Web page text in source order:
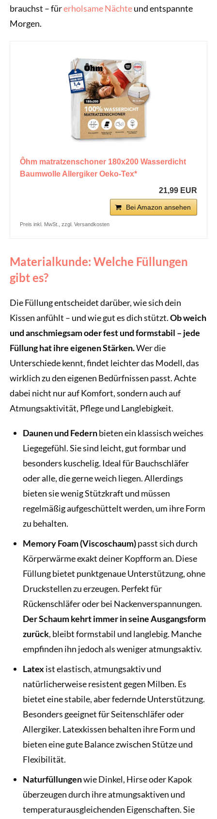
brauchst – fürerholsame Nächteund entspannte
Morgen.
Ôhm matratzenschoner 180x200 Wasserdicht
Baumwolle Allergiker Oeko-Tex*
21,99 EUR
Bei Amazon ansehen
Preis inkl. MwSt., zzgl. Versandkosten
Materialkunde: Welche Füllungen
gibt es?
Die Füllung entscheidet darüber, wie sich dein
Kissen anfühlt – und wie gut es dich stützt.Ob weich
und anschmiegsam oder fest und formstabil – jede
Füllung hat ihre eigenen Stärken.Wer die
Unterschiede kennt, findet leichter das Modell, das
wirklich zu den eigenen Bedürfnissen passt. Achte
dabei nicht nur auf Komfort, sondern auch auf
Atmungsaktivität, Pflege und Langlebigkeit.
Daunen und Federnbieten ein klassisch weiches
Liegegefühl. Sie sind leicht, gut formbar und
besonders kuschelig. Ideal für Bauchschläfer
oder alle, die gerne weich liegen. Allerdings
bieten sie wenig Stützkraft und müssen
regelmäßig aufgeschüttelt werden, um ihre Form
zu behalten.
Memory Foam (Viscoschaum)passt sich durch
Körperwärme exakt deiner Kopfform an. Diese
Füllung bietet punktgenaue Unterstützung, ohne
Druckstellen zu erzeugen. Perfekt für
Rückenschläfer oder bei Nackenverspannungen.
Der Schaum kehrt immer in seine Ausgangsform
zurück, bleibt formstabil und langlebig. Manche
empfinden ihn jedoch als weniger atmungsaktiv.
Latexist elastisch, atmungsaktiv und
natürlicherweise resistent gegen Milben. Es
bietet eine stabile, aber federnde Unterstützung.
Besonders geeignet für Seitenschläfer oder
Allergiker. Latexkissen behalten ihre Form und
bieten eine gute Balance zwischen Stütze und
Flexibilität.
Naturfüllungenwie Dinkel, Hirse oder Kapok
überzeugen durch ihre atmungsaktiven und
temperaturausgleichenden Eigenschaften. Sie